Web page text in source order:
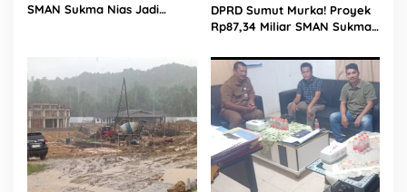
SMAN Sukma Nias Jadi
dan PPK Bungkam
DPRD Sumut Murka! Proyek
Rp87,34 Miliar SMAN Sukma
Laut hingga Cor Saat Hujan,
Berkat Laoli Ancam Panggil
Kontraktor